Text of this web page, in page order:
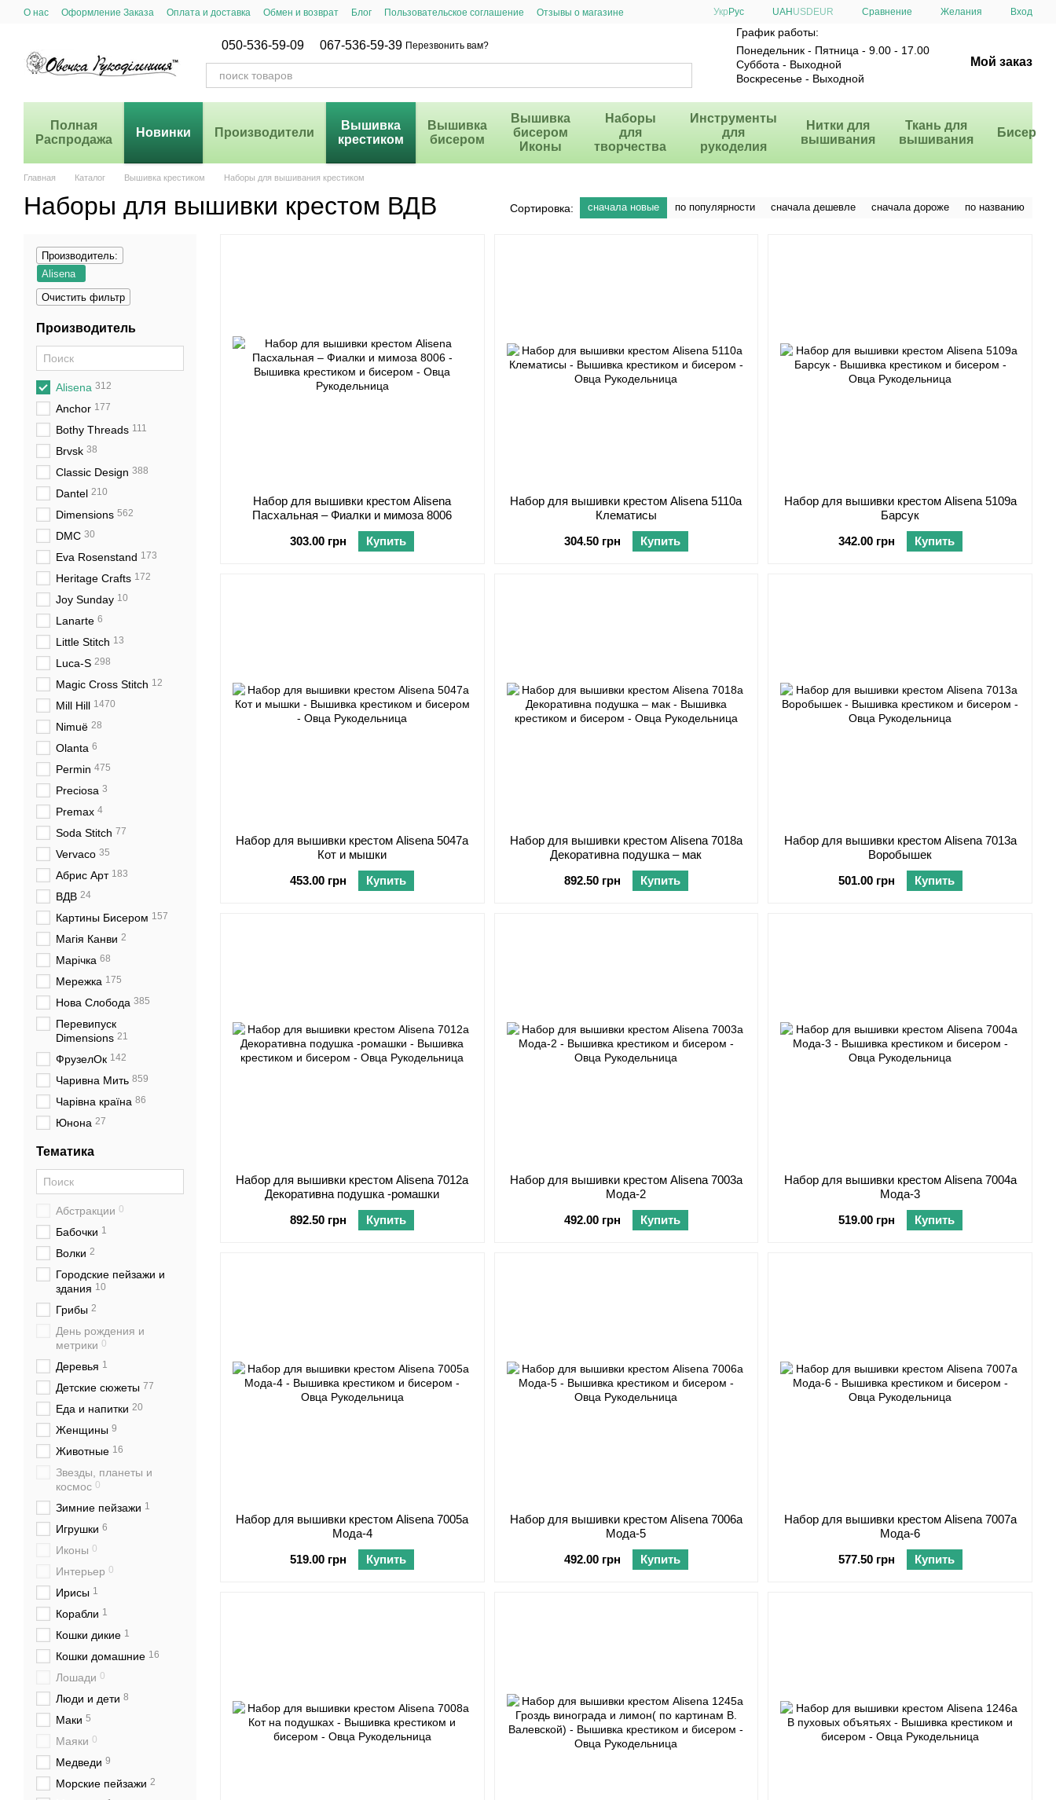
Перейти к основному контенту
О нас Оформление Заказа Оплата и доставка Обмен и возврат Блог Пользовательское соглашение
Отзывы о магазине
Укр Рус UAH USD EUR Сравнение Желания Вход
050-536-59-09 067-536-59-39 Перезвонить вам?
График работы:
Понедельник - Пятница - 9.00 - 17.00
Суббота - Выходной
Воскресенье - Выходной
Мой заказ
Полная
Распродажа
Новинки Производители
Вышивка
крестиком
Вышивка
бисером
Вышивка
бисером
Иконы
Наборы
для
творчества
Инструменты
для
рукоделия
Нитки для
вышивания
Ткань для
вышивания
Бисер
Главная Каталог Вышивка крестиком Наборы для вышивания крестиком
Наборы для вышивки крестом ВДВ Сортировка: сначала новые по популярности сначала дешевле сначала дороже по названию
Набор для вышивки крестом Alisena
Пасхальная – Фиалки и мимоза 8006
303.00 грн
Купить
Набор для вышивки крестом Alisena 5110а
Клематисы
304.50 грн
Купить
Набор для вышивки крестом Alisena 5109а
Барсук
342.00 грн
Купить
Набор для вышивки крестом Alisena 5047а
Кот и мышки
453.00 грн
Купить
Набор для вышивки крестом Alisena 7018а
Декоративна подушка – мак
892.50 грн
Купить
Набор для вышивки крестом Alisena 7013а
Воробышек
501.00 грн
Купить
Набор для вышивки крестом Alisena 7012а
Декоративна подушка -ромашки
892.50 грн
Купить
Набор для вышивки крестом Alisena 7003а
Мода-2
492.00 грн
Купить
Набор для вышивки крестом Alisena 7004а
Мода-3
519.00 грн
Купить
Набор для вышивки крестом Alisena 7005а
Мода-4
519.00 грн
Купить
Набор для вышивки крестом Alisena 7006а
Мода-5
492.00 грн
Купить
Набор для вышивки крестом Alisena 7007а
Мода-6
577.50 грн
Купить
Производитель:
Alisena
Очистить фильтр
Производитель
Alisena 312
Anchor 177
Bothy Threads 111
Brvsk 38
Classic Design 388
Dantel 210
Dimensions 562
DMC 30
Eva Rosenstand 173
Heritage Crafts 172
Joy Sunday 10
Lanarte 6
Little Stitch 13
Luca-S 298
Magic Cross Stitch 12
Mill Hill 1470
Nimuё 28
Olanta 6
Permin 475
Preciosa 3
Premax 4
Soda Stitch 77
Vervaco 35
Абрис Арт 183
ВДВ 24
Картины Бисером 157
Магія Канви 2
Марічка 68
Мережка 175
Нова Слобода 385
Перевипуск
Dimensions 21
ФрузелОк 142
Чаривна Мить 859
Чарівна країна 86
Юнона 27
Тематика
Абстракции 0
Бабочки 1
Волки 2
Городские пейзажи и
здания 10
Грибы 2
День рождения и
метрики 0
Деревья 1
Детские сюжеты 77
Еда и напитки 20
Женщины 9
Животные 16
Звезды, планеты и
космос 0
Зимние пейзажи 1
Игрушки 6
Иконы 0
Интерьер 0
Ирисы 1
Корабли 1
Кошки дикие 1
Кошки домашние 16
Лошади 0
Люди и дети 8
Маки 5
Маяки 0
Медведи 9
Морские пейзажи 2